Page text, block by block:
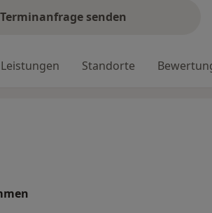
Terminanfrage senden
Leistungen Standorte